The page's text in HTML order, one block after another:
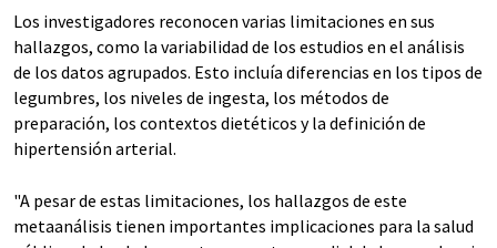
Los investigadores reconocen varias limitaciones en sus
hallazgos, como la variabilidad de los estudios en el análisis
de los datos agrupados. Esto incluía diferencias en los tipos de
legumbres, los niveles de ingesta, los métodos de
preparación, los contextos dietéticos y la definición de
hipertensión arterial.
"A pesar de estas limitaciones, los hallazgos de este
metaanálisis tienen importantes implicaciones para la salud